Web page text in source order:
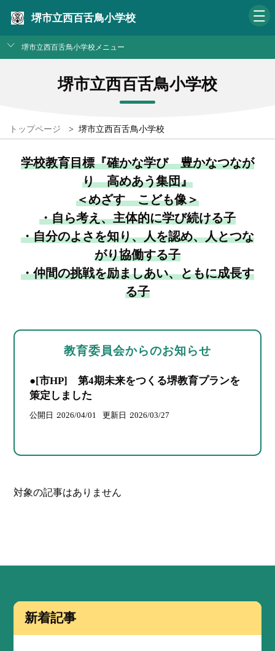
堺市立西百舌鳥小学校
堺市立西百舌鳥小学校メニュー
堺市立西百舌鳥小学校
トップページ > 堺市立西百舌鳥小学校
学校教育目標『確かな学び 豊かなつなが
り 高めあう集団』
＜めざす こども像＞
・自ら考え、主体的に学び続ける子
・自分のよさを知り、人を認め、人とつな
がり協働する子
・仲間の挑戦を励ましあい、ともに成長す
る子
教育委員会からのお知らせ
●[市HP] 第4期未来をつくる堺教育プランを
策定しました
公開日 2026/04/01 更新日 2026/03/27
対象の記事はありません
新着記事